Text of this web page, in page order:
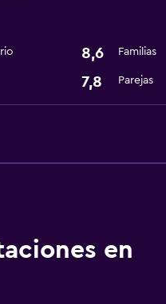
8,6 Familias
7,8 Parejas
en